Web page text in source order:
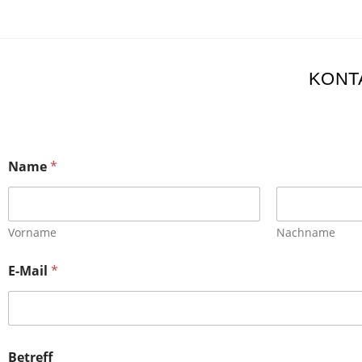
Name*
Vorname Nachname
E-Mail *
Betreff